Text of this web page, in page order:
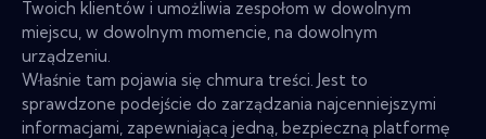
Twoich klientów i umożliwia zespołom w dowolnym
miejscu, w dowolnym momencie, na dowolnym
urządzeniu.
Właśnie tam pojawia się chmura treści. Jest to
sprawdzone podejście do zarządzania najcenniejszymi
informacjami, zapewniającą jedną, bezpieczną platformę